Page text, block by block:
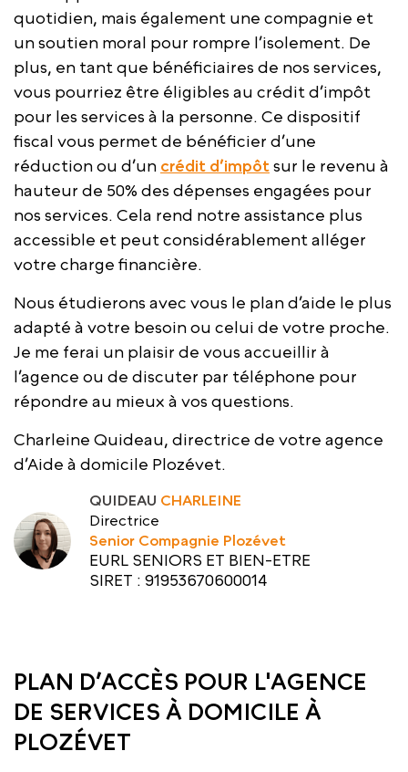
quotidien, mais également une compagnie et
un soutien moral pour rompre l’isolement. De
plus, en tant que bénéficiaires de nos services,
vous pourriez être éligibles au crédit d’impôt
pour les services à la personne. Ce dispositif
fiscal vous permet de bénéficier d’une
réduction ou d’un crédit d’impôtsur le revenu à
hauteur de 50% des dépenses engagées pour
nos services. Cela rend notre assistance plus
accessible et peut considérablement alléger
votre charge financière.
Nous étudierons avec vous le plan d’aide le plus
adapté à votre besoin ou celui de votre proche.
Je me ferai un plaisir de vous accueillir à
l’agence ou de discuter par téléphone pour
répondre au mieux à vos questions.
Charleine Quideau, directrice de votre agence
d’Aide à domicile Plozévet.
QUIDEAU CHARLEINE
Directrice
Senior Compagnie Plozévet
EURL SENIORS ET BIEN-ETRE
SIRET : 91953670600014
PLAN D’ACCÈS POUR L'AGENCE
DE SERVICES À DOMICILE À
PLOZÉVET